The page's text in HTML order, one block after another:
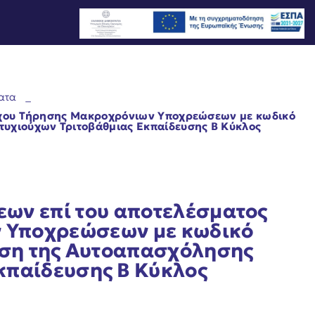
Τήρησης Μακροχρόνιων Υποχρεώσεων με κωδικό
Τριτοβάθμιας Εκπαίδευσης Β Κύκλος
επί του αποτελέσματος
με κωδικό
της Aυτοαπασχόλησης
Β Κύκλος